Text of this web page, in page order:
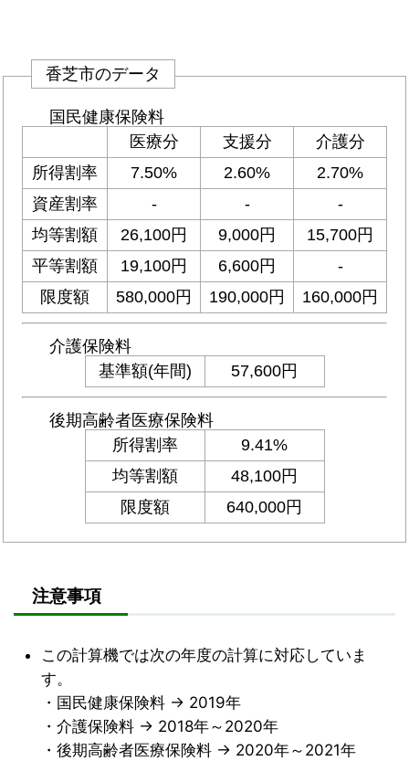
注意事項
この計算機では次の年度の計算に対応していま
す。
・国民健康保険料 → 2019年
・介護保険料 → 2018年～2020年
・後期高齢者医療保険料 → 2020年～2021年